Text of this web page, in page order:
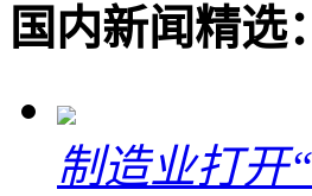
国内新闻精选：
制造业打开